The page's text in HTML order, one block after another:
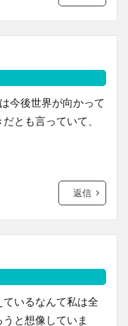
今後世界が向かって
とも言っていて、
返信
いるなんて私は全
と想像していま